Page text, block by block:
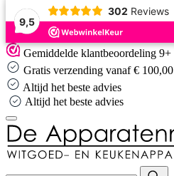
9,5
302 Reviews
Skip
to
content
Gemiddelde klantbeoordeling 9+
Gratis verzending vanaf € 100,00
Altijd het beste advies
Altijd het beste advies